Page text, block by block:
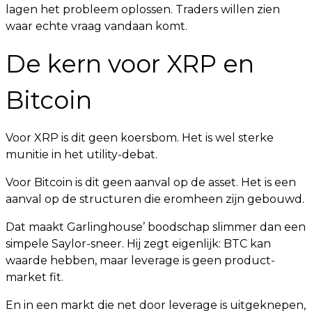
lagen het probleem oplossen. Traders willen zien
waar echte vraag vandaan komt.
De kern voor XRP en
Bitcoin
Voor XRP is dit geen koersbom. Het is wel sterke
munitie in het utility-debat.
Voor Bitcoin is dit geen aanval op de asset. Het is een
aanval op de structuren die eromheen zijn gebouwd.
Dat maakt Garlinghouse’ boodschap slimmer dan een
simpele Saylor-sneer. Hij zegt eigenlijk: BTC kan
waarde hebben, maar leverage is geen product-
market fit.
En in een markt die net door leverage is uitgeknepen,